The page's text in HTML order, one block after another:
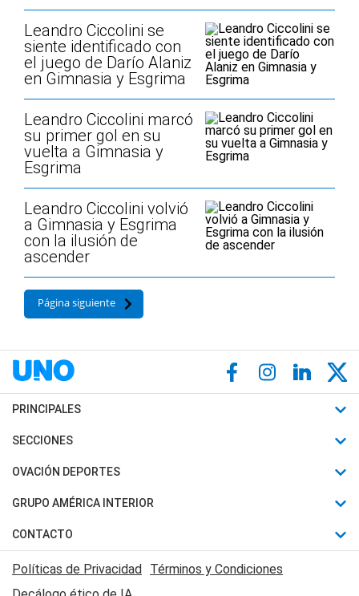
Leandro Ciccolini se
siente identificado con
el juego de Darío Alaniz
en Gimnasia y Esgrima
Leandro Ciccolini marcó
su primer gol en su
vuelta a Gimnasia y
Esgrima
Leandro Ciccolini volvió
a Gimnasia y Esgrima
con la ilusión de
ascender
Página siguiente
PRINCIPALES
Últimas Noticias
Política
Judiciales
Economia
SECCIONES
Horóscopo
Motores
Trucos caseros
Series y Películas
OVACIÓN DEPORTES
Fútbol
Mundial
Automovilismo
Rugby
GRUPO AMÉRICA INTERIOR
Canal 7 en Vivo
CONTACTO
Acerca de Nosotros
Contactanos
Políticas de Privacidad Términos y Condiciones